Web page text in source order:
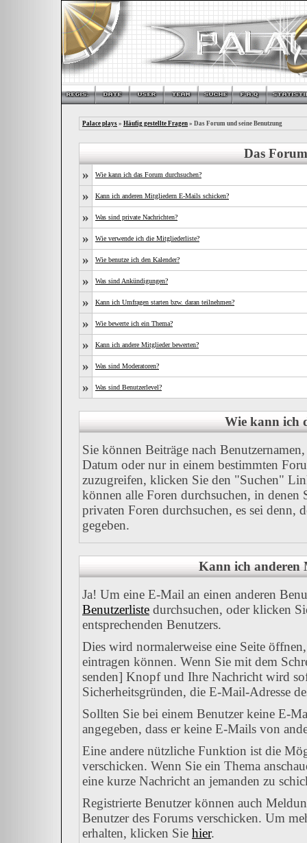
Palace plays » Häufig gestellte Fragen » Das Forum und seine Benutzung
Das
»
Wie kann ich das Forum durchsuchen?
» Kann ich anderen Mitgliedern E-Mails schicken?
» Was sind private Nachrichten?
» Wie verwende ich die Mitgliederliste?
» Wie benutze ich den Kalender?
» Was sind Ankündigungen?
» Kann ich Umfragen starten bzw. daran teilnehmen?
» Wie bewerte ich ein Thema?
» Kann ich andere Mitglieder bewerten?
» Was sind Moderatoren?
» Was sind Benutzerlevel?
Wie kann ich
Sie können Beiträge nach
Datum oder nur in einem bestimmten
zuzugreifen, klicken Sie den "Suchen"
können alle Foren durchsuchen, in
privaten Foren durchsuchen, es sei denn,
gegeben.
Kann ich anderen
Ja! Um eine E-Mail an einen anderen
Benutzerliste durchsuchen, oder klicken
entsprechenden Benutzers.
Dies wird normalerweise eine Seite
eintragen können. Wenn Sie mit dem
senden] Knopf und Ihre Nachricht wird
Sicherheitsgründen, die E-Mail-Adresse
Sollten Sie bei einem Benutzer keine E-
angegeben, dass er keine E-Mails von
Eine andere nützliche Funktion ist die
verschicken. Wenn Sie ein Thema
eine kurze Nachricht an jemanden zu
Registrierte Benutzer können auch
Benutzer des Forums verschicken. Um
erhalten, klicken Sie hier.